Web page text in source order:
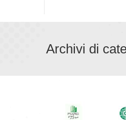
Archivi di